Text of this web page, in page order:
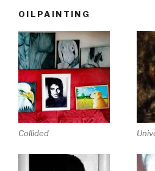
OILPAINTING
Collided